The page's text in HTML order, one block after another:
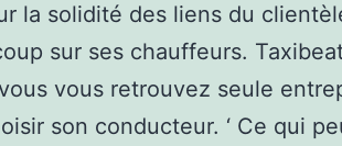
la solidité des liens du
sur ses chauffeurs.
vous vous retrouvez seule
son conducteur. ‘ Ce qui